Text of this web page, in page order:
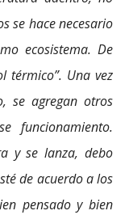
se hace necesario
ecosistema. De
térmico”. Una vez
se agregan otros
funcionamiento.
y se lanza, debo
de acuerdo a los
pensado y bien